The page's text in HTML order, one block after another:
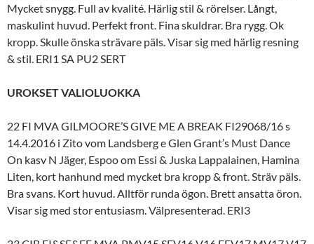
Mycket snygg. Full av kvalité. Härlig stil & rörelser. Långt,
maskulint huvud. Perfekt front. Fina skuldrar. Bra rygg. Ok
kropp. Skulle önska strävare päls. Visar sig med härlig resning
& stil. ERI1 SA PU2 SERT
UROKSET VALIOLUOKKA
22 FI MVA GILMOORE’S GIVE ME A BREAK FI29068/16 s
14.4.2016 i Zito vom Landsberg e Glen Grant’s Must Dance
On kasv N Jäger, Espoo om Essi & Juska Lappalainen, Hamina
Liten, kort hanhund med mycket bra kropp & front. Sträv päls.
Bra svans. Kort huvud. Alltför runda ögon. Brett ansatta öron.
Visar sig med stor entusiasm. Välpresenterad. ERI3